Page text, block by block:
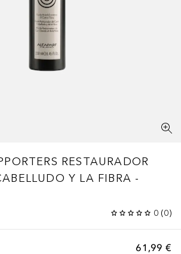
RESTAURADOR
Y LA FIBRA -
0 (0)
61,99 €